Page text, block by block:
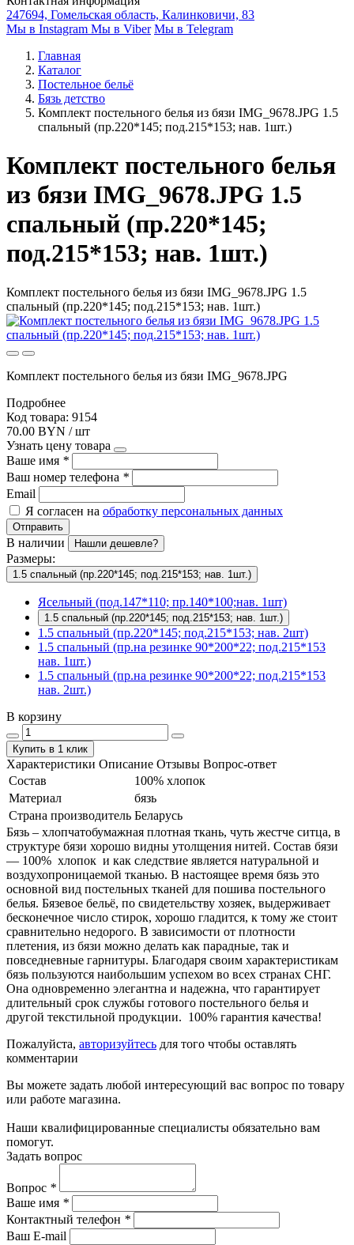
247694, Гомельская область, Калинковичи, 83
Мы в Instagram Мы в Viber Мы в Telegram
Главная
Каталог
Постельное бельё
Бязь детство
Комплект постельного белья из бязи IMG_9678.JPG 1.5
спальный (пр.220*145; под.215*153; нав. 1шт.)
Комплект постельного белья
из бязи IMG_9678.JPG 1.5
спальный (пр.220*145;
под.215*153; нав. 1шт.)
Комплект постельного белья из бязи IMG_9678.JPG 1.5
спальный (пр.220*145; под.215*153; нав. 1шт.)
Комплект постельного белья из бязи IMG_9678.JPG
Подробнее
Код товара: 9154
70.00 BYN / шт
Узнать цену товара
Ваше имя *
Ваш номер телефона *
Email
Я согласен на обработку персональных данных
Отправить
В наличии Нашли дешевле?
Размеры:
1.5 спальный (пр.220*145; под.215*153; нав. 1шт.)
Ясельный (под.147*110; пр.140*100;нав. 1шт)
1.5 спальный (пр.220*145; под.215*153; нав. 1шт.)
1.5 спальный (пр.220*145; под.215*153; нав. 2шт)
1.5 спальный (пр.на резинке 90*200*22; под.215*153
нав. 1шт.)
1.5 спальный (пр.на резинке 90*200*22; под.215*153
нав. 2шт.)
В корзину
Купить в 1 клик
Характеристики Описание Отзывы Вопрос-ответ
Состав
100% хлопок
Материал
бязь
Страна производитель Беларусь
Бязь – хлопчатобумажная плотная ткань, чуть жестче ситца, в
структуре бязи хорошо видны утолщения нитей. Состав бязи
― 100% хлопок и как следствие является натуральной и
воздухопроницаемой тканью. В настоящее время бязь это
основной вид постельных тканей для пошива постельного
белья. Бязевое бельё, по свидетельству хозяек, выдерживает
бесконечное число стирок, хорошо гладится, к тому же стоит
сравнительно недорого. В зависимости от плотности
плетения, из бязи можно делать как парадные, так и
повседневные гарнитуры. Благодаря своим характеристикам
бязь пользуются наибольшим успехом во всех странах СНГ.
Она одновременно элегантна и надежна, что гарантирует
длительный срок службы готового постельного белья и
другой текстильной продукции. 100% гарантия качества!
Пожалуйста, авторизуйтесь для того чтобы оставлять
комментарии
Вы можете задать любой интересующий вас вопрос по товару
или работе магазина.
Наши квалифицированные специалисты обязательно вам
помогут.
Задать вопрос
Вопрос *
Ваше имя *
Контактный телефон *
Ваш E-mail